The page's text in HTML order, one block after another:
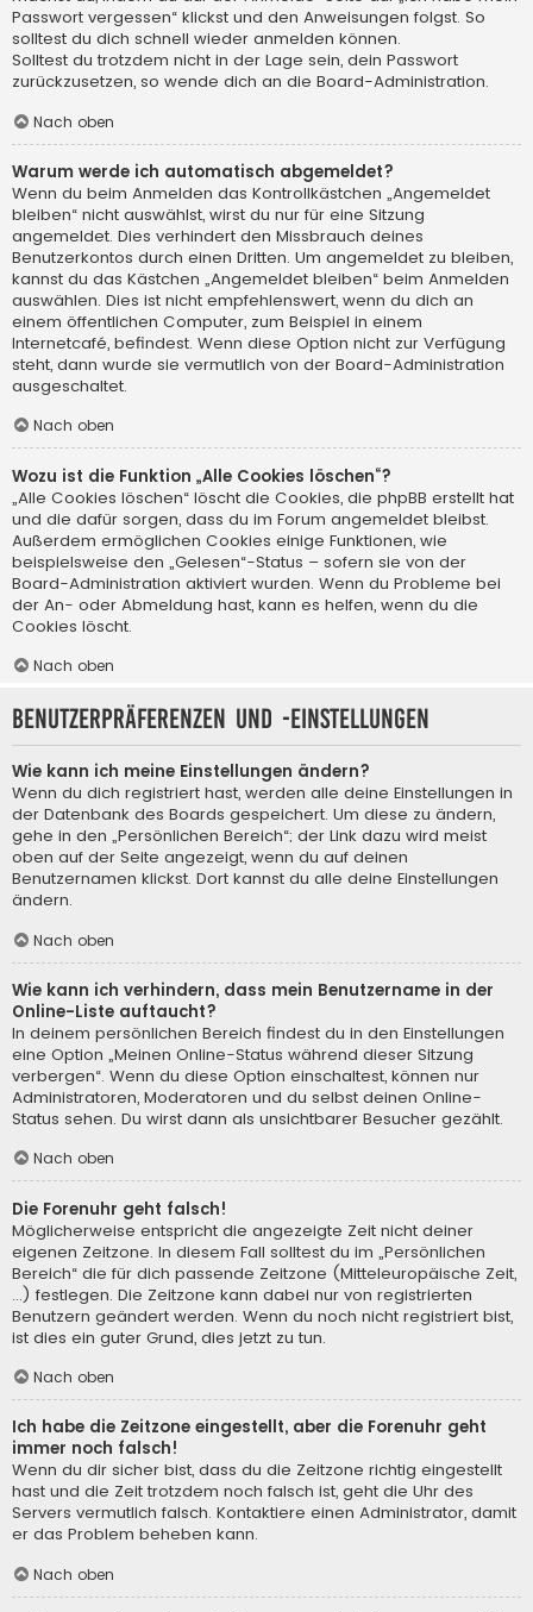
Passwort vergessen“ klickst und den Anweisungen folgst. So
solltest du dich schnell wieder anmelden können.
Solltest du trotzdem nicht in der Lage sein, dein Passwort
zurückzusetzen, so wende dich an die Board-Administration.
Nach oben
Warum werde ich automatisch abgemeldet?
Wenn du beim Anmelden das Kontrollkästchen „Angemeldet
bleiben“ nicht auswählst, wirst du nur für eine Sitzung
angemeldet. Dies verhindert den Missbrauch deines
Benutzerkontos durch einen Dritten. Um angemeldet zu bleiben,
kannst du das Kästchen „Angemeldet bleiben“ beim Anmelden
auswählen. Dies ist nicht empfehlenswert, wenn du dich an
einem öffentlichen Computer, zum Beispiel in einem
Internetcafé, befindest. Wenn diese Option nicht zur Verfügung
steht, dann wurde sie vermutlich von der Board-Administration
ausgeschaltet.
Nach oben
Wozu ist die Funktion „Alle Cookies löschen“?
„Alle Cookies löschen“ löscht die Cookies, die phpBB erstellt hat
und die dafür sorgen, dass du im Forum angemeldet bleibst.
Außerdem ermöglichen Cookies einige Funktionen, wie
beispielsweise den „Gelesen“-Status – sofern sie von der
Board-Administration aktiviert wurden. Wenn du Probleme bei
der An- oder Abmeldung hast, kann es helfen, wenn du die
Cookies löscht.
Nach oben
Benutzerpräferenzen und -einstellungen
Wie kann ich meine Einstellungen ändern?
Wenn du dich registriert hast, werden alle deine Einstellungen in
der Datenbank des Boards gespeichert. Um diese zu ändern,
gehe in den „Persönlichen Bereich“; der Link dazu wird meist
oben auf der Seite angezeigt, wenn du auf deinen
Benutzernamen klickst. Dort kannst du alle deine Einstellungen
ändern.
Nach oben
Wie kann ich verhindern, dass mein Benutzername in der
Online-Liste auftaucht?
In deinem persönlichen Bereich findest du in den Einstellungen
eine Option „Meinen Online-Status während dieser Sitzung
verbergen“. Wenn du diese Option einschaltest, können nur
Administratoren, Moderatoren und du selbst deinen Online-
Status sehen. Du wirst dann als unsichtbarer Besucher gezählt.
Nach oben
Die Forenuhr geht falsch!
Möglicherweise entspricht die angezeigte Zeit nicht deiner
eigenen Zeitzone. In diesem Fall solltest du im „Persönlichen
Bereich“ die für dich passende Zeitzone (Mitteleuropäische Zeit,
...) festlegen. Die Zeitzone kann dabei nur von registrierten
Benutzern geändert werden. Wenn du noch nicht registriert bist,
ist dies ein guter Grund, dies jetzt zu tun.
Nach oben
Ich habe die Zeitzone eingestellt, aber die Forenuhr geht
immer noch falsch!
Wenn du dir sicher bist, dass du die Zeitzone richtig eingestellt
hast und die Zeit trotzdem noch falsch ist, geht die Uhr des
Servers vermutlich falsch. Kontaktiere einen Administrator, damit
er das Problem beheben kann.
Nach oben